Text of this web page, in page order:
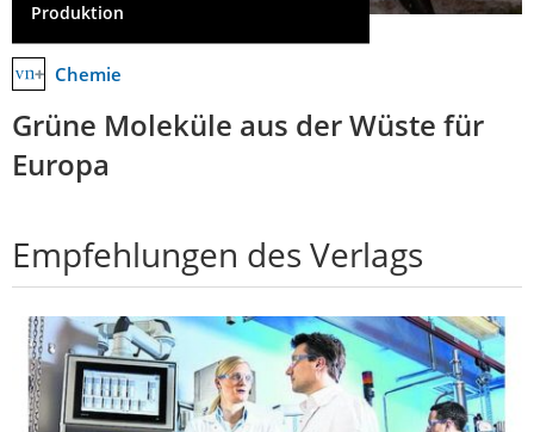
Produktion
Chemie
Grüne Moleküle aus der Wüste für
Europa
Empfehlungen des Verlags